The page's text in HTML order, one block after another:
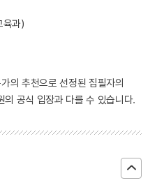
육과)
의 추천으로 선정된 집필자의
의 공식 입장과 다를 수 있습니다.